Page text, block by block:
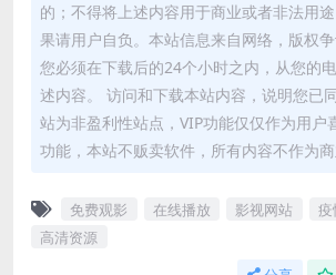
的；不得将上述内容用于商业或者非法用
果请用户自负。本站信息来自网络，版权
您必须在下载后的24个小时之内，从您的
述内容。 访问和下载本站内容，说明您已
站为非盈利性站点，VIP功能仅仅作为用户
功能，本站不贩卖软件，所有内容不作为商
免费观影 在线播放 影视网站
疫
高清资源